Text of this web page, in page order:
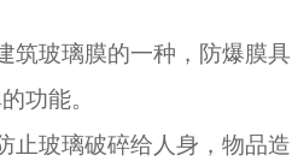
筑玻璃膜的一种，防爆膜具
功能。
止玻璃破碎给人身，物品造